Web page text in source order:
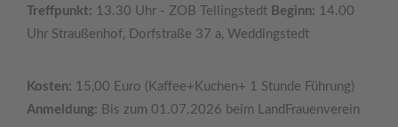
Treffpunkt: 13.30 Uhr - ZOB Tellingstedt Beginn: 14.00
Uhr Straußenhof, Dorfstraße 37 a, Weddingstedt
Kosten: 15,00 Euro (Kaffee+Kuchen+ 1 Stunde Führung)
Anmeldung: Bis zum 01.07.2026 beim LandFrauenverein